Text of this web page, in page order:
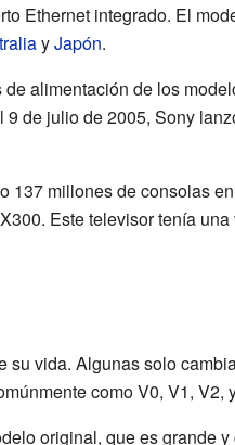
Ethernet integrado. El
yJapón.
alimentación de los
de julio de 2005, Sony
millones de consolas
Este televisor tenía
vida. Algunas solo
como V0, V1, V2,
original, que es grande